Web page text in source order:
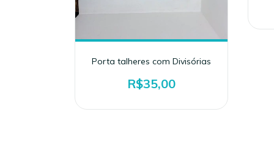
Porta talheres com Divisórias
R$35,00